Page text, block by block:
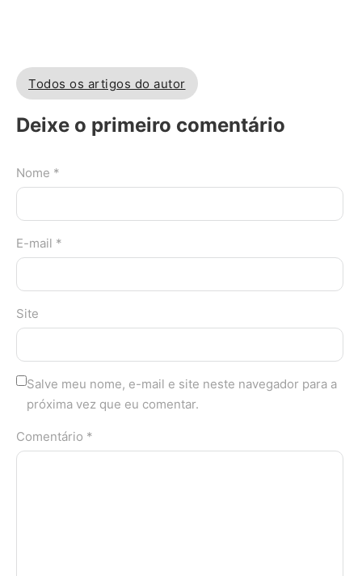
Todos os artigos do autor
Deixe o primeiro comentário
Nome *
E-mail *
Site
Salve meu nome, e-mail e site neste navegador para a
próxima vez que eu comentar.
Comentário *